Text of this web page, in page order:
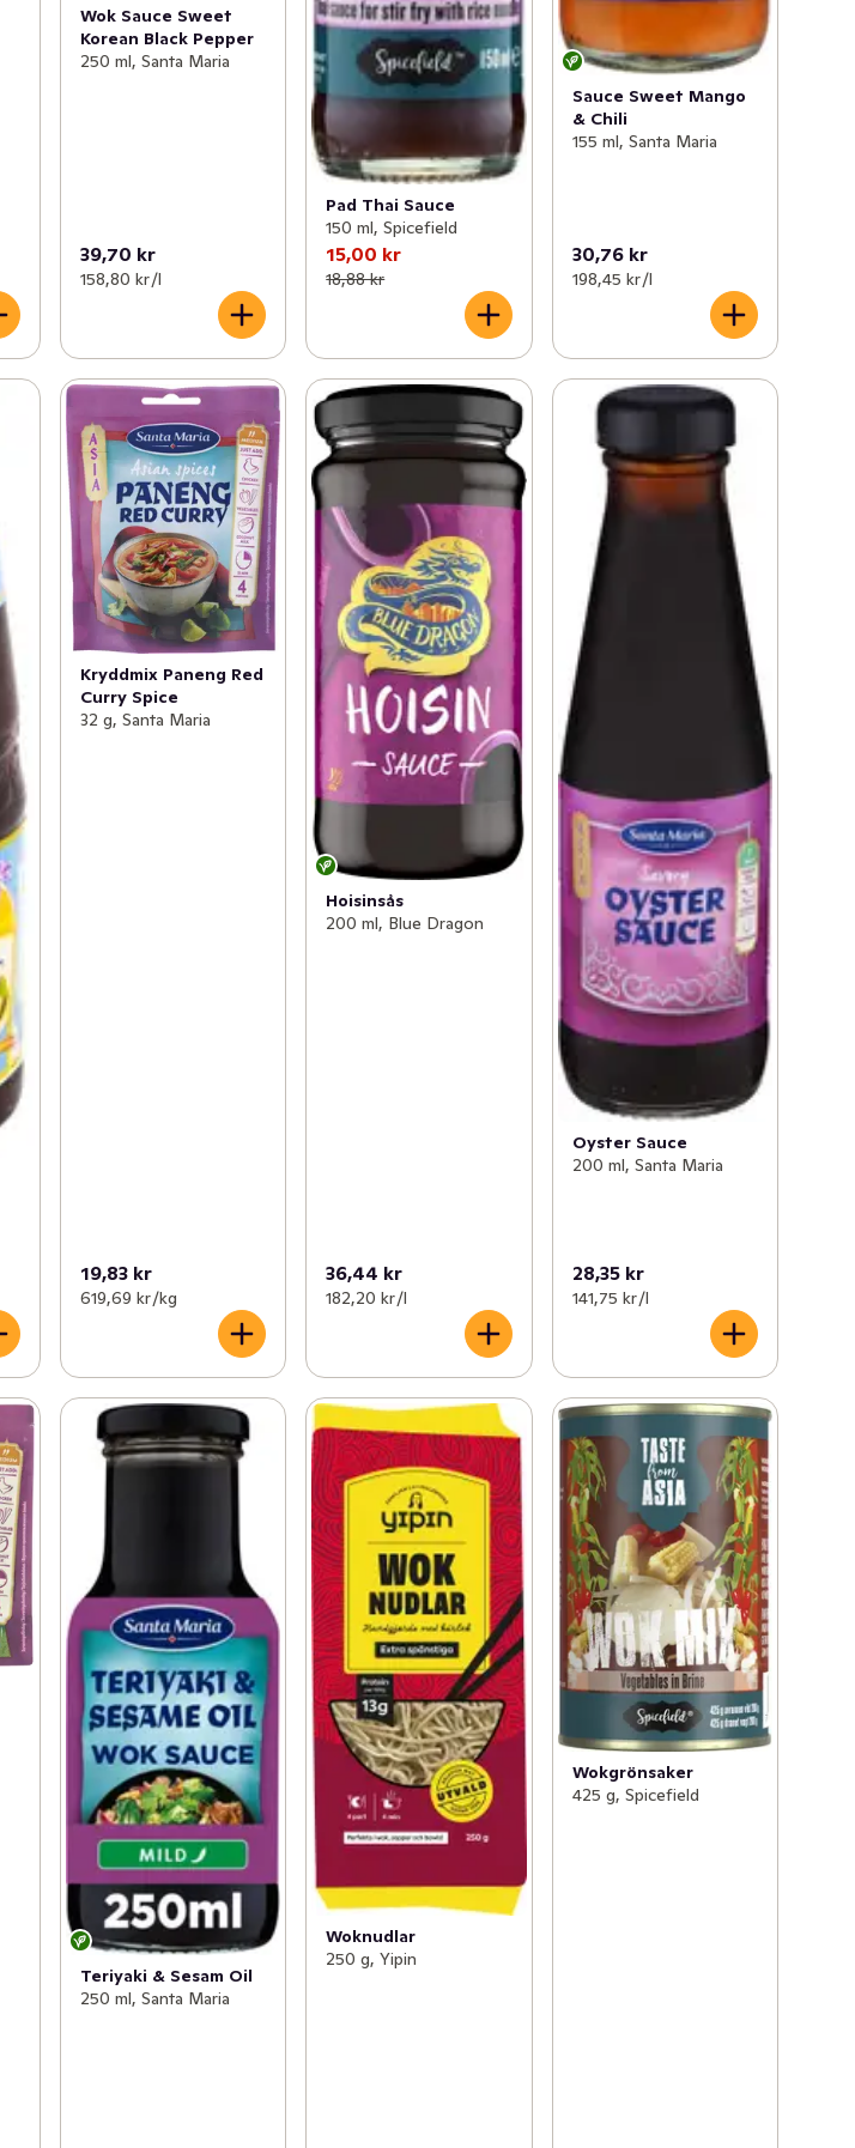
Wok Sauce Sweet
Korean Black Pepper
250 ml, Santa Maria
39,70 kr
158,80 kr /l
Pad Thai Sauce
150 ml, Spicefield
15,00 kr
18,88 kr
Sauce Sweet Mango
& Chili
155 ml, Santa Maria
30,76 kr
198,45 kr /l
Kryddmix Paneng Red
Curry Spice
32 g, Santa Maria
19,83 kr
619,69 kr /kg
Hoisinsås
200 ml, Blue Dragon
36,44 kr
182,20 kr /l
Oyster Sauce
200 ml, Santa Maria
28,35 kr
141,75 kr /l
Teriyaki & Sesam Oil
250 ml, Santa Maria
Woknudlar
250 g, Yipin
Wokgrönsaker
425 g, Spicefield